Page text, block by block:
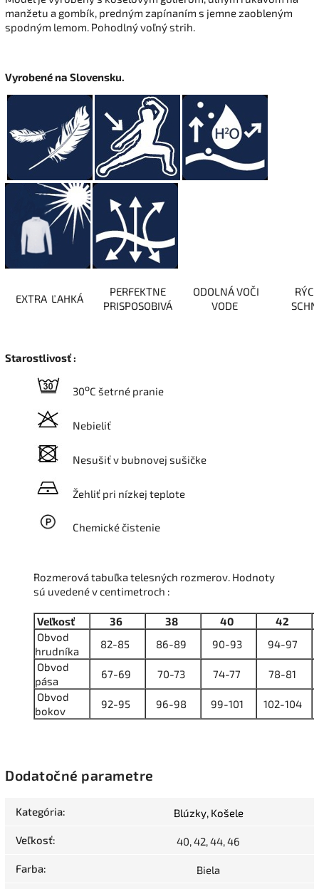
manžetu a gombík, predným zapínaním s jemne zaobleným
spodným lemom. Pohodlný voľný strih.
Vyrobené na Slovensku.
EXTRA ĽAHKÁ
PERFEKTNE
PRISPOSOBIVÁ
ODOLNÁ VOČI
VODE
Starostlivosť :
30oC šetrné pranie
Nebieliť
Nesušiť v bubnovej sušičke
Žehliť pri nízkej teplote
Chemické čistenie
Rozmerová tabuľka telesných rozmerov. Hodnoty
sú uvedené v centimetroch :
Veľkosť 36 38 40
42
Obvod
hrudníka
82-85 86-89 90-93
94-97
Obvod
pása
67-69 70-73 74-77
78-81
Obvod
bokov
92-95 96-98 99-101 102-104
Dodatočné parametre
Kategória: Blúzky, Košele
Veľkosť: 40, 42, 44, 46
Farba: Biela